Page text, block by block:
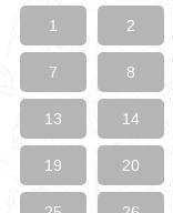
1 2
7 8
13 14
19 20